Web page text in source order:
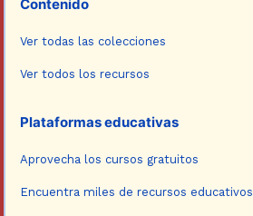
Contenido
Ver todas las colecciones
Ver todos los recursos
Plataformas educativas
Aprovecha los cursos gratuitos
Encuentra miles de recursos educativos